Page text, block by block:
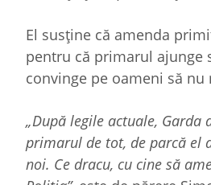
El susține că amenda
pentru că primarul ajunge
convinge pe oameni să
„După legile actuale,
primarul de tot, de parcă el
noi. Ce dracu, cu cine să